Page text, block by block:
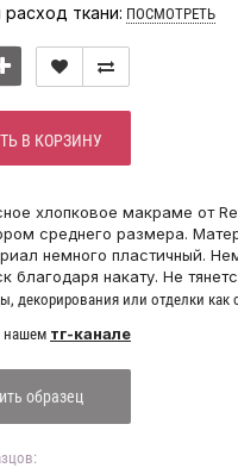
ткани: ПОСМОТРЕТЬ
В КОРЗИНУ
хлопковое макраме от
среднего размера.
немного пластичный.
благодаря накату. Не
декорирования или отделки как
нашем тг-канале
образец